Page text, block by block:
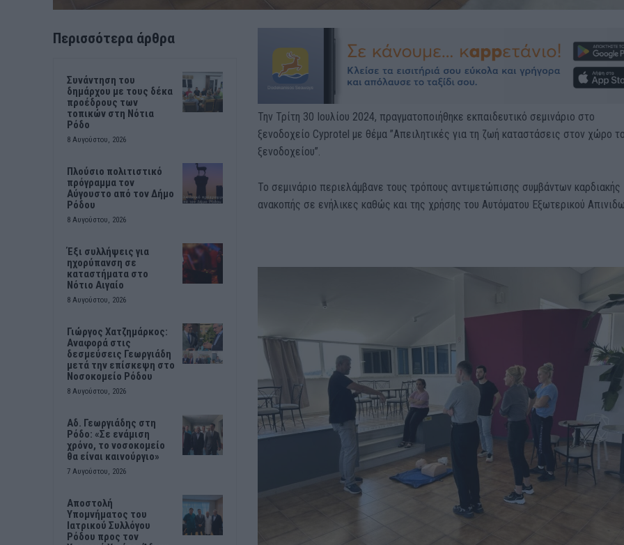
Περισσότερα άρθρα
Συνάντηση του
δημάρχου με τους δέκα
προέδρους των
τοπικών στη Νότια
Ρόδο
8 Αυγούστου, 2026
Πλούσιο πολιτιστικό
πρόγραμμα τον
Αύγουστο από τον Δήμο
Ρόδου
8 Αυγούστου, 2026
Έξι συλλήψεις για
ηχορύπανση σε
καταστήματα στο
Νότιο Αιγαίο
8 Αυγούστου, 2026
Γιώργος Χατζημάρκος:
Αναφορά στις
δεσμεύσεις Γεωργιάδη
μετά την επίσκεψη στο
Νοσοκομείο Ρόδου
8 Αυγούστου, 2026
Αδ. Γεωργιάδης στη
Ρόδο: «Σε ενάμιση
χρόνο, το νοσοκομείο
θα είναι καινούργιο»
7 Αυγούστου, 2026
Αποστολή
Υπομνήματος του
Ιατρικού Συλλόγου
Ρόδου προς τον
Την Τρίτη 30 Ιουλίου 2024, πραγματοποιήθηκε εκπαιδευτικό σεμινάριο στο
ξενοδοχείο Cyprotel με θέμα ”Απειλητικές για τη ζωή καταστάσεις στον χώρο
ξενοδοχείου”.
Το σεμινάριο περιελάμβανε τους τρόπους αντιμετώπισης συμβάντων καρδιακής
ανακοπής σε ενήλικες καθώς και της χρήσης του Αυτόματου Εξωτερικού